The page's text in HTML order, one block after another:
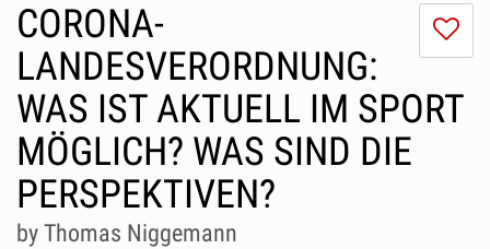
I
CORONA-
LANDESVERORDNUNG:
WAS IST AKTUELL IM SPORT
MÖGLICH? WAS SIND DIE
PERSPEKTIVEN?
by Thomas Niggemann